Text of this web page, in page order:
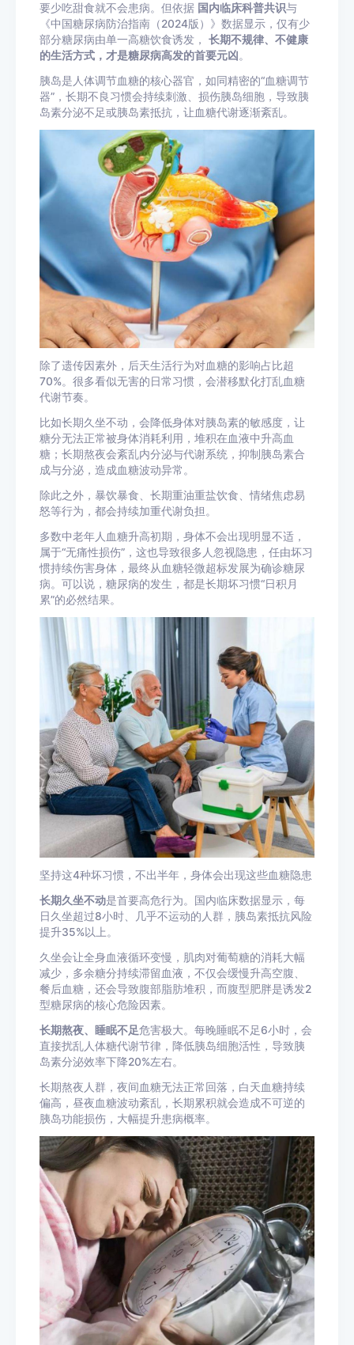
要少吃甜食就不会患病。但依据 国内临床科普共识与
《中国糖尿病防治指南（2024版）》数据显示，仅有少
部分糖尿病由单一高糖饮食诱发， 长期不规律、不健康
的生活方式，才是糖尿病高发的首要元凶。
胰岛是人体调节血糖的核心器官，如同精密的“血糖调节
器”，长期不良习惯会持续刺激、损伤胰岛细胞，导致胰
岛素分泌不足或胰岛素抵抗，让血糖代谢逐渐紊乱。
除了遗传因素外，后天生活行为对血糖的影响占比超
70%。很多看似无害的日常习惯，会潜移默化打乱血糖
代谢节奏。
比如长期久坐不动，会降低身体对胰岛素的敏感度，让
糖分无法正常被身体消耗利用，堆积在血液中升高血
糖；长期熬夜会紊乱内分泌与代谢系统，抑制胰岛素合
成与分泌，造成血糖波动异常。
除此之外，暴饮暴食、长期重油重盐饮食、情绪焦虑易
怒等行为，都会持续加重代谢负担。
多数中老年人血糖升高初期，身体不会出现明显不适，
属于“无痛性损伤”，这也导致很多人忽视隐患，任由坏习
惯持续伤害身体，最终从血糖轻微超标发展为确诊糖尿
病。可以说，糖尿病的发生，都是长期坏习惯“日积月
累”的必然结果。
坚持这4种坏习惯，不出半年，身体会出现这些血糖隐患
长期久坐不动是首要高危行为。国内临床数据显示，每
日久坐超过8小时、几乎不运动的人群，胰岛素抵抗风险
提升35%以上。
久坐会让全身血液循环变慢，肌肉对葡萄糖的消耗大幅
减少，多余糖分持续滞留血液，不仅会缓慢升高空腹、
餐后血糖，还会导致腹部脂肪堆积，而腹型肥胖是诱发2
型糖尿病的核心危险因素。
长期熬夜、睡眠不足危害极大。每晚睡眠不足6小时，会
直接扰乱人体糖代谢节律，降低胰岛细胞活性，导致胰
岛素分泌效率下降20%左右。
长期熬夜人群，夜间血糖无法正常回落，白天血糖持续
偏高，昼夜血糖波动紊乱，长期累积就会造成不可逆的
胰岛功能损伤，大幅提升患病概率。